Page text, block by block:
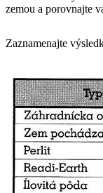
zemou a porovnajte
Zaznamenajte